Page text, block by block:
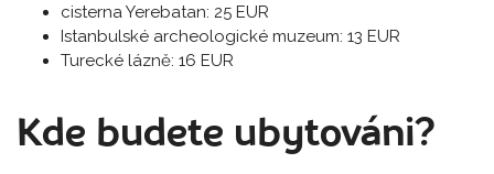
cisterna Yerebatan: 25 EUR
Istanbulské archeologické muzeum: 13 EUR
Turecké lázně: 16 EUR
Kde budete ubytováni?